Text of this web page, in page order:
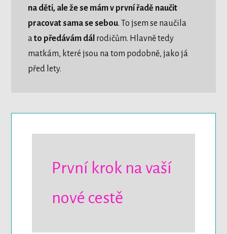
na děti, ale že se mám v první řadě naučit
pracovat sama se sebou. To jsem se naučila
ato předávám dál rodičům. Hlavně tedy
matkám, které jsou na tom podobně, jako já
před lety.
První krok na vaší
nové cestě